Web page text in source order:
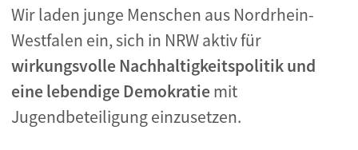
Wir laden junge Menschen aus Nordrhein-
Westfalen ein, sich in NRW aktiv für
wirkungsvolle Nachhaltigkeitspolitik und
eine lebendige Demokratiemit
Jugendbeteiligung einzusetzen.